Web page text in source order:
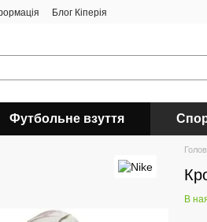
Блог Кіперія
Футбольне взуття
В